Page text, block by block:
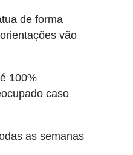
de forma
vão
100%
caso
as semanas